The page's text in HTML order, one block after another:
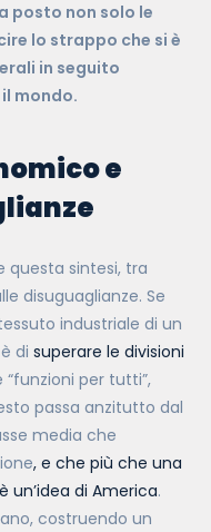
posto non solo le
lo strappo che si è
in seguito
mondo.
e
questa sintesi, tra
disuguaglianze. Se
industriale di un
di superare le divisioni
per tutti”,
passa anzitutto dal
media che
, e che più che una
un’idea di America.
costruendo un